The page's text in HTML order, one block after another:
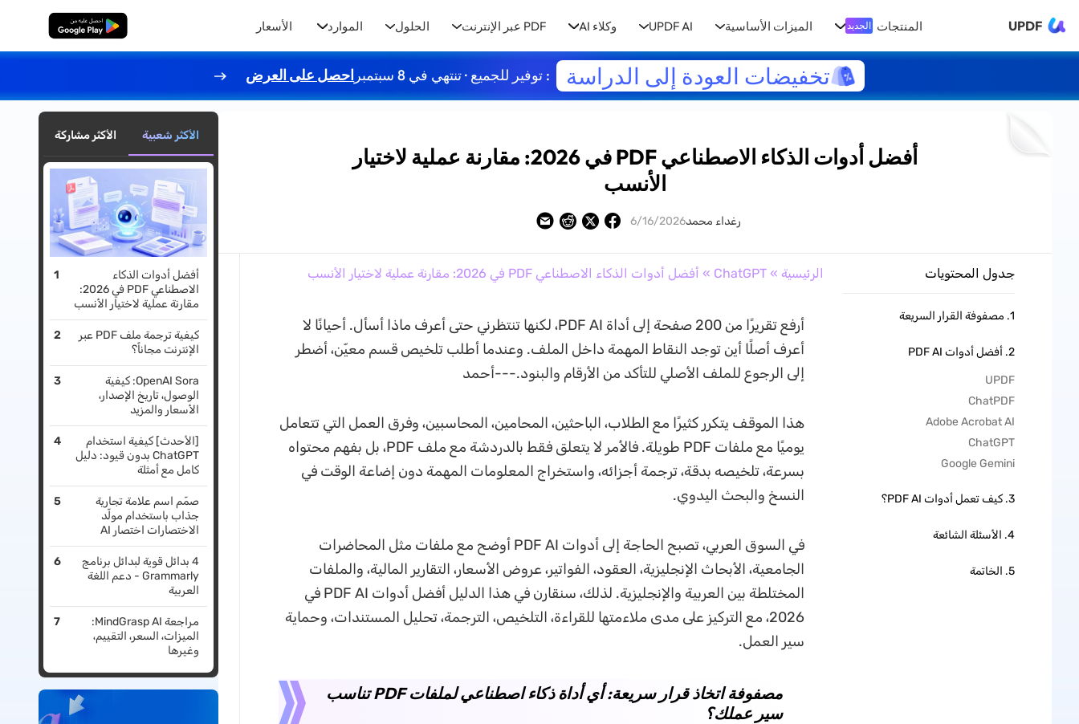
UPDF المنتجات الجديد الميزات الأساسية UPDF AI وكلاء AI PDF عبر الإنترنت الحلول الموارد الأسعار تنزيل مجاني
تخفيضات العودة إلى الدراسة : توفير للجميع · تنتهي في 8 سبتمبر احصل على العرض
أفضل أدوات الذكاء الاصطناعي PDF في 2026: مقارنة عملية لاختيار
الأنسب
رغداء محمد6/16/2026
جدول المحتويات
1. مصفوفة القرار السريعة
2. أفضل أدوات PDF AI
UPDF
ChatPDF
Adobe Acrobat AI
ChatGPT
Google Gemini
3. كيف تعمل أدوات PDF AI؟
4. الأسئلة الشائعة
5. الخاتمة
الرئيسية »
ChatGPT » أفضل أدوات الذكاء الاصطناعي PDF في 2026: مقارنة عملية لاختيار الأنسب
أرفع تقريرًا من 200 صفحة إلى أداة PDF AI، لكنها تنتظرني حتى أعرف ماذا أسأل. أحيانًا لا
أعرف أصلًا أين توجد النقاط المهمة داخل الملف. وعندما أطلب تلخيص قسم معيّن، أضطر
إلى الرجوع للملف الأصلي للتأكد من الأرقام والبنود.---أحمد
هذا الموقف يتكرر كثيرًا مع الطلاب، الباحثين، المحامين، المحاسبين، وفرق العمل التي تتعامل
يوميًا مع ملفات PDF طويلة. فالأمر لا يتعلق فقط بالدردشة مع ملف PDF، بل بفهم محتواه
بسرعة، تلخيصه بدقة، ترجمة أجزائه، واستخراج المعلومات المهمة دون إضاعة الوقت في
النسخ والبحث اليدوي.
في السوق العربي، تصبح الحاجة إلى أدوات PDF AI أوضح مع ملفات مثل المحاضرات
الجامعية، الأبحاث الإنجليزية، العقود، الفواتير، عروض الأسعار، التقارير المالية، والملفات
المختلطة بين العربية والإنجليزية. لذلك، سنقارن في هذا الدليل أفضل أدوات PDF AI في
2026، مع التركيز على مدى ملاءمتها للقراءة، التلخيص، الترجمة، تحليل المستندات، وحماية
سير العمل.
مصفوفة اتخاذ قرار سريعة: أي أداة ذكاء اصطناعي لملفات PDF تناسب
سير عملك؟
الأكثر شعبية الأكثر مشاركة
أفضل أدوات الذكاء
الاصطناعي PDF في 2026:
مقارنة عملية لاختيار الأنسب
كيفية ترجمة ملف PDF عبر
الإنترنت مجاناً؟
OpenAI Sora: كيفية
الوصول، تاريخ الإصدار،
الأسعار والمزيد
[الأحدث] كيفية استخدام
ChatGPT بدون قيود: دليل
كامل مع أمثلة
صمّم اسم علامة تجارية
جذاب باستخدام مولّد
الاختصارات اختصار AI
4 بدائل قوية لبدائل برنامج
Grammarly - دعم اللغة
العربية
مراجعة MindGrasp AI:
الميزات، السعر، التقييم،
وغيرها